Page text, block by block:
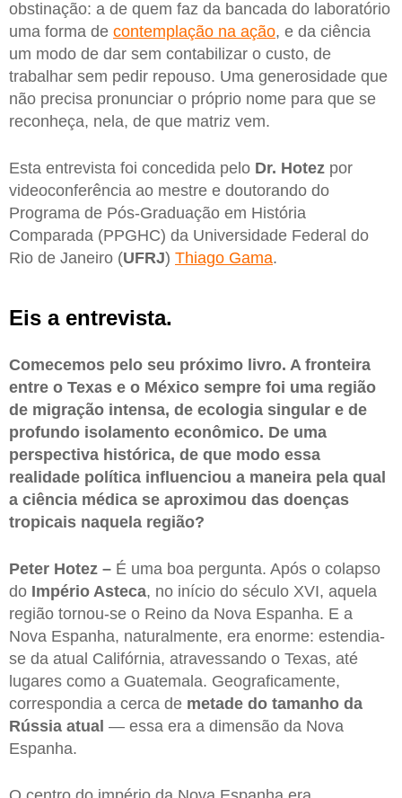
obstinação: a de quem faz da bancada do laboratório
uma forma de contemplação na ação, e da ciência
um modo de dar sem contabilizar o custo, de
trabalhar sem pedir repouso. Uma generosidade que
não precisa pronunciar o próprio nome para que se
reconheça, nela, de que matriz vem.
Esta entrevista foi concedida pelo Dr. Hotez por
videoconferência ao mestre e doutorando do
Programa de Pós-Graduação em História
Comparada (PPGHC) da Universidade Federal do
Rio de Janeiro (UFRJ) Thiago Gama.
Eis a entrevista.
Comecemos pelo seu próximo livro. A fronteira
entre o Texas e o México sempre foi uma região
de migração intensa, de ecologia singular e de
profundo isolamento econômico. De uma
perspectiva histórica, de que modo essa
realidade política influenciou a maneira pela qual
a ciência médica se aproximou das doenças
tropicais naquela região?
Peter Hotez – É uma boa pergunta. Após o colapso
do Império Asteca, no início do século XVI, aquela
região tornou-se o Reino da Nova Espanha. E a
Nova Espanha, naturalmente, era enorme: estendia-
se da atual Califórnia, atravessando o Texas, até
lugares como a Guatemala. Geograficamente,
correspondia a cerca de metade do tamanho da
Rússia atual — essa era a dimensão da Nova
Espanha.